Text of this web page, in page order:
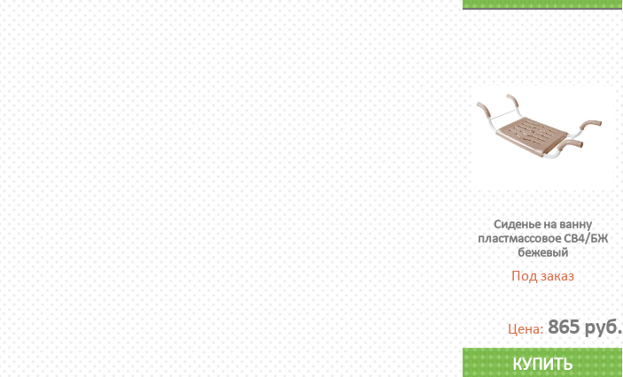
Сиденье на ванну
пластмассовое СВ4/БЖ
бежевый
Под заказ
Цена: 865 руб.
КУПИТЬ